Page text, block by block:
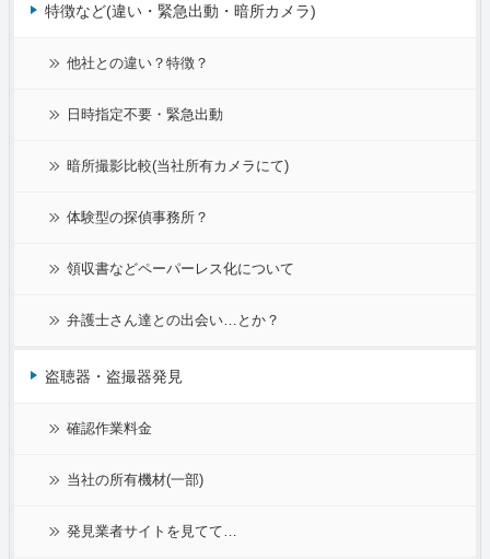
特徴など(違い・緊急出動・暗所カメラ)
他社との違い？特徴？
日時指定不要・緊急出動
暗所撮影比較(当社所有カメラにて)
体験型の探偵事務所？
領収書などペーパーレス化について
弁護士さん達との出会い…とか？
盗聴器・盗撮器発見
確認作業料金
当社の所有機材(一部)
発見業者サイトを見てて…